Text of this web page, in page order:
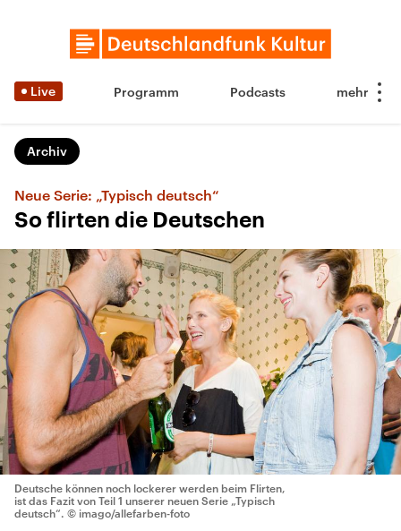
Live Programm Podcasts
Archiv
Neue Serie: „Typisch deutsch“
So flirten die Deutschen
Deutsche können noch lockerer werden beim Flirten,
ist das Fazit von Teil 1 unserer neuen Serie „Typisch
deutsch“. © imago/allefarben-foto